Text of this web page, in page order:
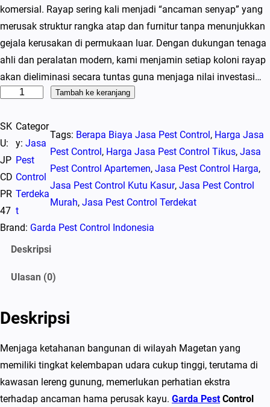
komersial. Rayap sering kali menjadi “ancaman senyap” yang
merusak struktur rangka atap dan furnitur tanpa menunjukkan
gejala kerusakan di permukaan luar. Dengan dukungan tenaga
ahli dan peralatan modern, kami menjamin setiap koloni rayap
akan dieliminasi secara tuntas guna menjaga nilai investasi…
a
n
t
i
t
a
s
P
s
t
C
o
Tambah ke keranjang
SK
U:
JP
CD
PR
47
Categor
y: Jasa
Pest
Control
Terdeka
t
Tags: Berapa Biaya Jasa Pest Control , Harga Jasa
Pest Control , Harga Jasa Pest Control Tikus, Jasa
Pest Control Apartemen, Jasa Pest Control Harga,
Jasa Pest Control Kutu Kasur, Jasa Pest Control
Murah, Jasa Pest Control Terdekat
Brand: Garda Pest Control Indonesia
Deskripsi
Ulasan (0)
Deskripsi
Menjaga ketahanan bangunan di wilayah Magetan yang
memiliki tingkat kelembapan udara cukup tinggi, terutama di
kawasan lereng gunung, memerlukan perhatian ekstra
terhadap ancaman hama perusak kayu. Garda PestControl